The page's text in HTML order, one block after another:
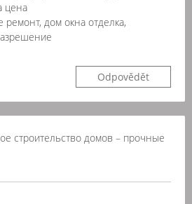
цена
дом окна отделка,
Odpovědět
строительство домов – прочные